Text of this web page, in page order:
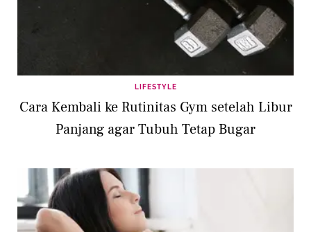
LIFESTYLE
Cara Kembali ke Rutinitas Gym setelah Libur
Panjang agar Tubuh Tetap Bugar